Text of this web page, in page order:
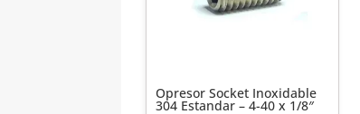
Opresor Socket Inoxidable
304 Estandar – 4-40 x 1/8″